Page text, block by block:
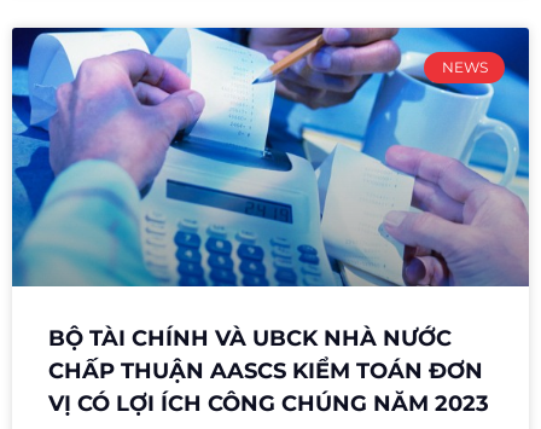
NEWS
BỘ TÀI CHÍNH VÀ UBCK NHÀ NƯỚC
CHẤP THUẬN AASCS KIỂM TOÁN ĐƠN
VỊ CÓ LỢI ÍCH CÔNG CHÚNG NĂM 2023